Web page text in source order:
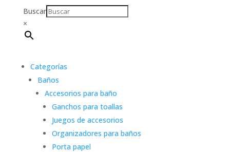
Buscar
×
Categorías
Baños
Accesorios para baño
Ganchos para toallas
Juegos de accesorios
Organizadores para baños
Porta papel